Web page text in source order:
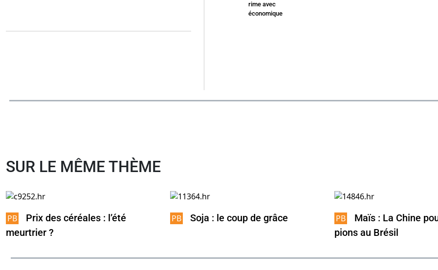
rime avec
économique
SUR LE MÊME THÈME
Prix des céréales : l’été
meurtrier ?
Soja : le coup de grâce
Maïs : La Chine
pions au Brésil